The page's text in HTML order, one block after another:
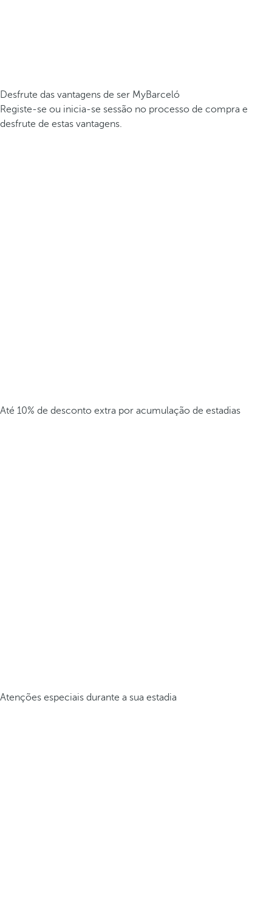
Desfrute das vantagens de ser MyBarceló
Registe-se ou inicia-se sessão no processo de compra e
desfrute de estas vantagens.
Até 10% de desconto extra por acumulação de estadias
Atenções especiais durante a sua estadia